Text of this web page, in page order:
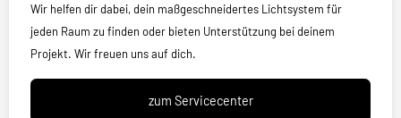
Wir helfen dir dabei, dein maßgeschneidertes Lichtsystem für
jeden Raum zu finden oder bieten Unterstützung bei deinem
Projekt. Wir freuen uns auf dich.
zum Servicecenter